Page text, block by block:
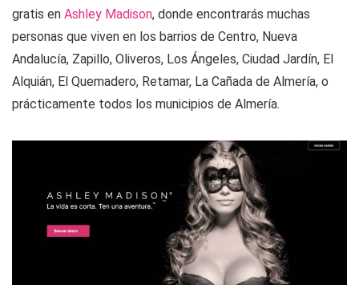
gratis en Ashley Madison, donde encontrarás muchas
personas que viven en los barrios de Centro, Nueva
Andalucía, Zapillo, Oliveros, Los Ángeles, Ciudad Jardín, El
Alquián, El Quemadero, Retamar, La Cañada de Almería, o
prácticamente todos los municipios de Almería.